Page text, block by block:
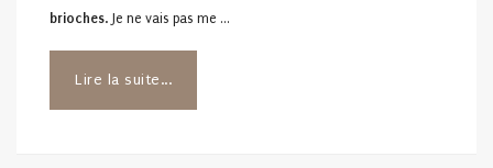
brioches. Je ne vais pas me …
Lire la suite...